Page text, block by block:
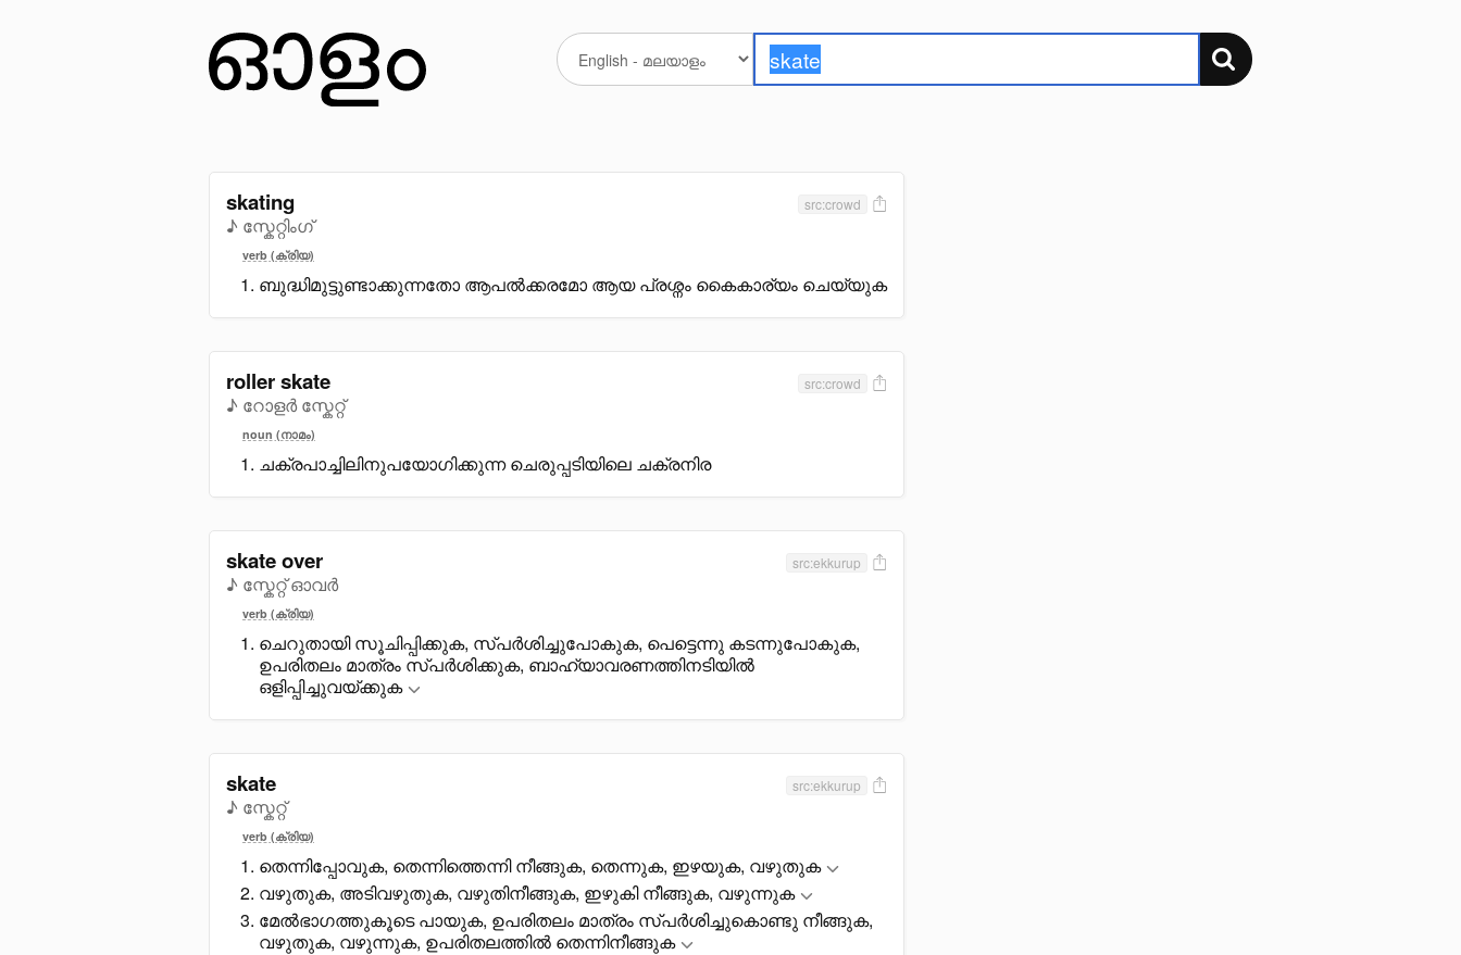
skating
♪ സ്കേറ്റിംഗ്
src:crowd
verb (ക്രിയ)
ബുദ്ധിമുട്ടുണ്ടാക്കുന്നതോ ആപൽക്കരമോ ആയ പ്രശ്നം കൈകാര്യം ചെയ്യുക
roller skate
♪ റോളർ സ്കേറ്റ്
src:crowd
noun (നാമം)
ചക്രപാച്ചിലിനുപയോഗിക്കുന്ന ചെരുപ്പടിയിലെ ചക്രനിര
skate over
♪ സ്കേറ്റ് ഓവർ
src:ekkurup
verb (ക്രിയ)
ചെറുതായി സൂചിപ്പിക്കുക, സ്പർശിച്ചുപോകുക, പെട്ടെന്നു കടന്നുപോകുക,
ഉപരിതലം മാത്രം സ്പർശിക്കുക, ബാഹ്യാവരണത്തിനടിയിൽ
ഒളിപ്പിച്ചുവയ്ക്കുക
skate
♪ സ്കേറ്റ്
src:ekkurup
verb (ക്രിയ)
തെന്നിപ്പോവുക, തെന്നിത്തെന്നി നീങ്ങുക, തെന്നുക, ഇഴയുക, വഴുതുക
വഴുതുക, അടിവഴുതുക, വഴുതിനീങ്ങുക, ഇഴുകി നീങ്ങുക, വഴുന്നുക
മേൽഭാഗത്തുകൂടെ പായുക, ഉപരിതലം മാത്രം സ്പർശിച്ചുകൊണ്ടു നീങ്ങുക,
വഴുതുക, വഴുന്നുക, ഉപരിതലത്തിൽ തെന്നിനീങ്ങുക